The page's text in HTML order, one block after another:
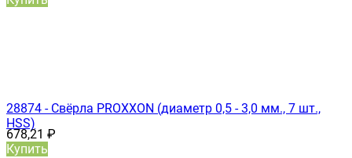
28874 - Свёрла PROXXON (диаметр 0,5 - 3,0 мм., 7 шт.,
HSS)
678,21 ₽
Купить